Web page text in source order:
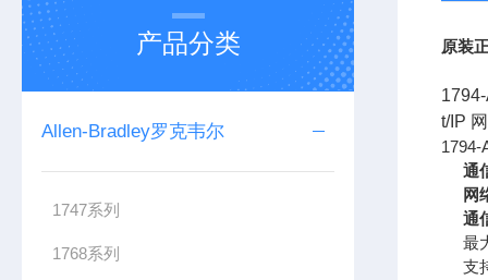
产品分类
Allen-Bradley罗克韦尔
1747系列
1768系列
原装
t/IP
1794-
通
网
通
最
支